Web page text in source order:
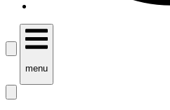
menu